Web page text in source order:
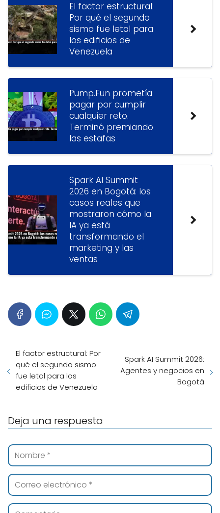
El factor estructural:
Por qué el segundo
sismo fue letal para
los edificios de
Venezuela
Pump.Fun prometía
pagar por cumplir
cualquier reto.
Terminó premiando
las estafas
Spark AI Summit
2026 en Bogotá: los
casos reales que
mostraron cómo la
IA ya está
transformando el
marketing y las
ventas
El factor estructural: Por
qué el segundo sismo
fue letal para los
edificios de Venezuela
Spark AI Summit 2026:
Agentes y negocios en
Bogotá
Deja una respuesta